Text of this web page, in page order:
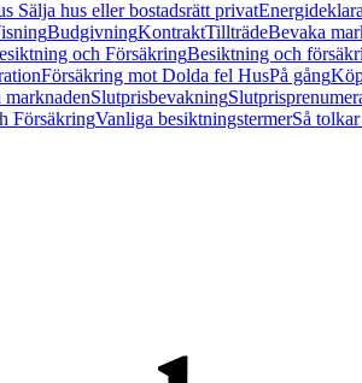
Sälja hus eller bostadsrätt privat
BudgivningKontraktTillträdeBevaka
och FörsäkringBesiktning och
Försäkring mot Dolda fel HusPå gång
marknadenSlutprisbevakning
FörsäkringVanliga besiktningstermerSå